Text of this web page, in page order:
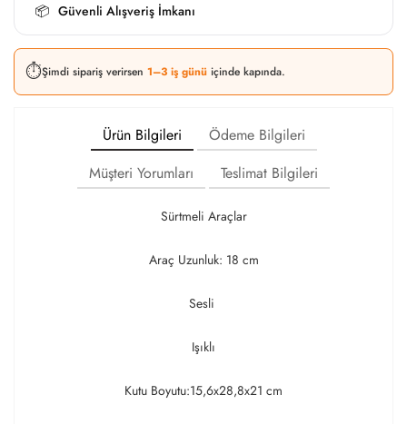
📦 Güvenli Alışveriş İmkanı
⏱️Şimdi sipariş verirsen 1–3 iş günü içinde kapında.
Ürün Bilgileri
Ödeme Bilgileri
Müşteri Yorumları
Teslimat Bilgileri
Sürtmeli Araçlar
Araç Uzunluk: 18 cm
Sesli
Işıklı
Kutu Boyutu:15,6x28,8x21 cm